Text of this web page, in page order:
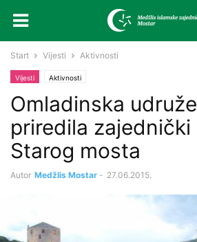
Start Vijesti Aktivnosti
Vijesti Aktivnosti
Omladinska
priredila
Starog mosta
Autor Medžlis Mostar - 27.06.2015.